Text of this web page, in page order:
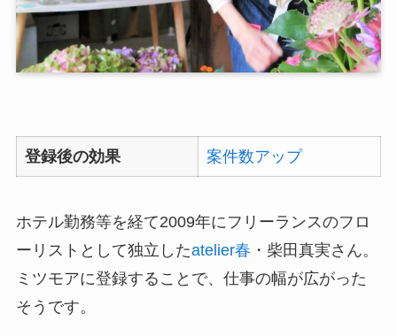
登録後の効果 案件数アップ
ホテル勤務等を経て2009年にフリーランスのフロ
ーリストとして独立したatelier春 ・柴田真実さん。
ミツモアに登録することで、仕事の幅が広がった
そうです。